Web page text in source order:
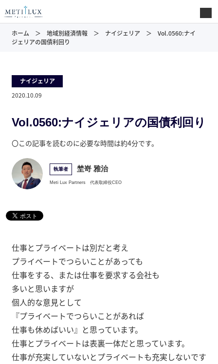
ホーム 地域別経済情報 ナイジェリア
Vol.0560:ナイ
ジェリアの国債利回り
ナイジェリア
2020.10.09
Vol.0560:ナイジェリアの国債利回り
〇この記事を読むのに必要な時間は約4分です。
執筆者 埜嵜 雅治
Meti Lux Partners 代表取締役CEO
仕事とプライベートは別だと考え
プライベートでつらいことがあっても
仕事をする、または仕事を要求する会社も
多いと思いますが
個人的な意見として
『プライベートでつらいことがあれば
仕事も休めばいい』と思っています。
仕事とプライベートは表裏一体だと思っています。
仕事が充実していないとプライベートも充実しないです